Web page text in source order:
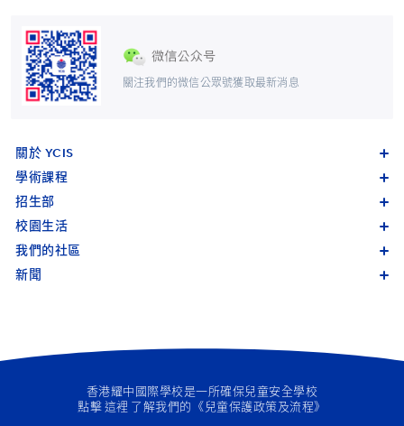
關注我們的微信公眾號獲取最新消息
關於 YCIS
學術課程
招生部
校園生活
我們的社區
新聞
香港耀中國際學校是一所確保兒童安全學校
點擊 這裡 了解我們的《兒童保護政策及流程》